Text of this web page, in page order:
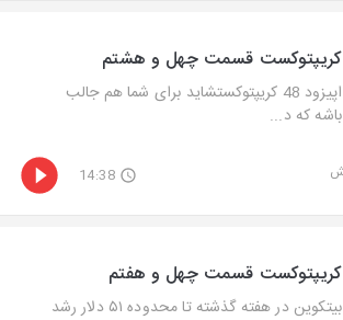
کریپتوکست قسمت چهل و هشتم
اپیزود 48 کریپتوکستشاید برای شما هم جالب
باشه که د...
14:38
کریپتوکست قسمت چهل و هفتم
بیتکوین در هفته گذشته تا محدوده ۵۱ دلار رشد